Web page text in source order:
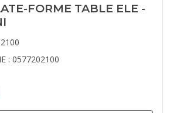
FORME TABLE ELE -
: 0577202100